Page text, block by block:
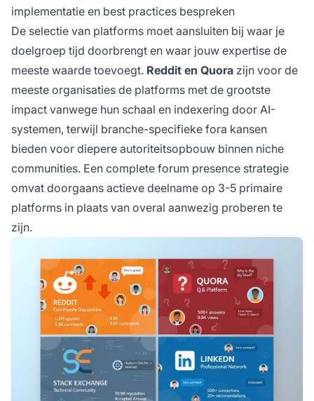
implementatie en best practices bespreken
De selectie van platforms moet aansluiten bij waar je
doelgroep tijd doorbrengt en waar jouw expertise de
meeste waarde toevoegt. Reddit en Quora zijn voor de
meeste organisaties de platforms met de grootste
impact vanwege hun schaal en indexering door AI-
systemen, terwijl branche-specifieke fora kansen
bieden voor diepere autoriteitsopbouw binnen niche
communities. Een complete forum presence strategie
omvat doorgaans actieve deelname op 3-5 primaire
platforms in plaats van overal aanwezig proberen te
zijn.